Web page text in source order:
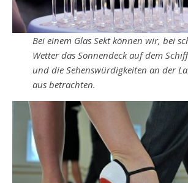
Beieinem Glas Sekt können wir, bei
Wetter das Sonnendeck auf dem
und die Sehenswürdigkeiten an der
aus betrachten.